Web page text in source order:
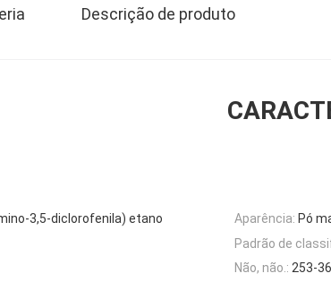
Descrição de produto
3,5-diclorofenila) etano Aparência: Pó
Padrão de
Não, não.: 253-